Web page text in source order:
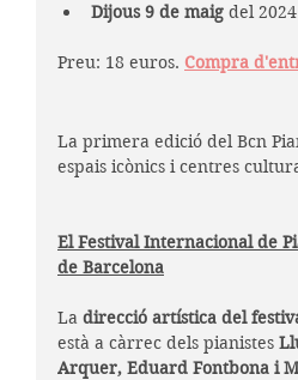
Dijous 9 de maig del
Preu: 18 euros. Compra
La primera edició del Bcn
espais icònics i centres
El Festival Internacional de
de Barcelona
La direcció artística del
està a càrrec dels pianistes
Arquer, Eduard Fontbona i